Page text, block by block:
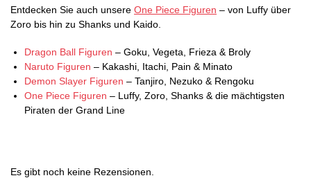
Entdecken Sie auch unsere One Piece Figuren – von Luffy über
Zoro bis hin zu Shanks und Kaido.
Dragon Ball Figuren – Goku, Vegeta, Frieza & Broly
Naruto Figuren – Kakashi, Itachi, Pain & Minato
Demon Slayer Figuren – Tanjiro, Nezuko & Rengoku
One Piece Figuren – Luffy, Zoro, Shanks & die mächtigsten
Piraten der Grand Line
Es gibt noch keine Rezensionen.